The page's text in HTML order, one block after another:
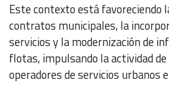
Este contexto está favoreciendo
contratos municipales, la
servicios y la modernización de
flotas, impulsando la actividad
operadores de servicios urbanos